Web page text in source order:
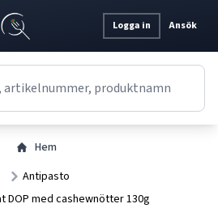
Logga in Ansök
Hem
Antipasto
DOP med cashewnötter 130g